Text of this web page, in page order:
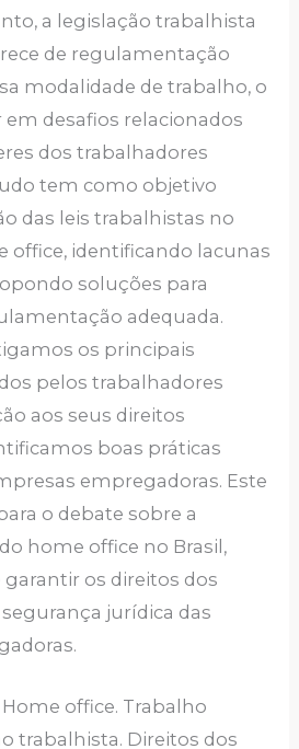
a legislação trabalhista
de regulamentação
modalidade de trabalho, o
desafios relacionados
dos trabalhadores
tem como objetivo
das leis trabalhistas no
office, identificando lacunas
soluções para
adequada.
os principais
pelos trabalhadores
aos seus direitos
boas práticas
empregadoras. Este
o debate sobre a
home office no Brasil,
os direitos dos
jurídica das
Home office. Trabalho
trabalhista. Direitos dos